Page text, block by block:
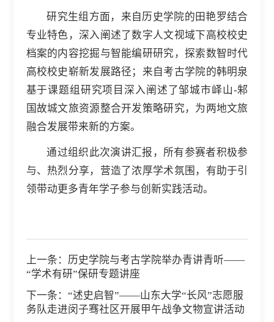
研究生组方面，来自历史学院的田艳罗结合
专业特色，深入阐述了数字人文视域下高校校史
档案的内容挖掘与智能编研研究，探索数智时代
高校校史崭新发展路径；来自考古学院的韩明泉
基于课题组研究项目深入阐述了邹城市峄山-邾
国故城文旅资源整合开发策略研究，为两地文旅
融合发展带来新的方案。
通过组织此次演讲汇报，所有参赛者积极参
与、热烈分享，营造了浓厚学术氛围，有助于引
领带动更多青年学子参与创新实践活动。
上一条： 历史学院与考古学院举办青讲青听——
“学术有研”保研专题讲座
下一条： “述史启智”——山东大学“长风”志愿服
务队走进闵子骞社区开展甲午战争文物宣讲活动